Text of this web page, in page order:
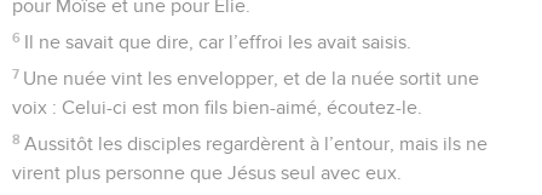
pour Moïse et une pour Élie.
6 Il ne savait que dire, car l’effroi les avait saisis.
7 Une nuée vint les envelopper, et de la nuée sortit une
voix : Celui-ci est mon fils bien-aimé, écoutez-le.
8 Aussitôt les disciples regardèrent à l’entour, mais ils ne
virent plus personne que Jésus seul avec eux.